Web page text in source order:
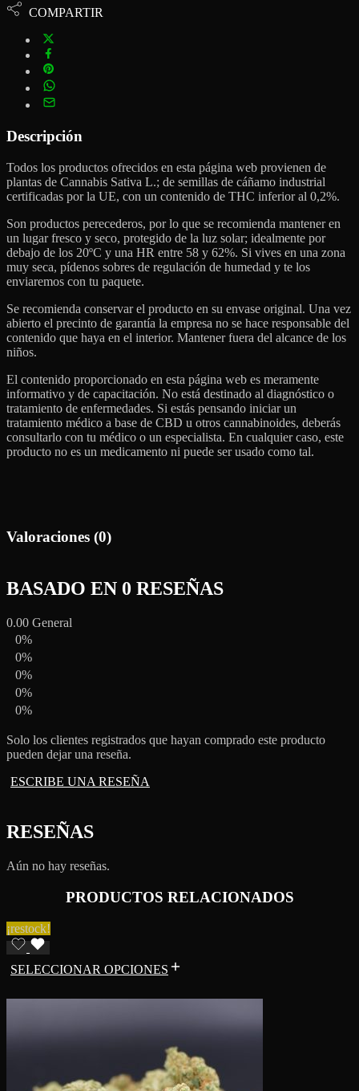
COMPARTIR
Descripción
Todos los productos ofrecidos en esta página web provienen de
plantas de Cannabis Sativa L.; de semillas de cáñamo industrial
certificadas por la UE, con un contenido de THC inferior al 0,2%.
Son productos perecederos, por lo que se recomienda mantener en
un lugar fresco y seco, protegido de la luz solar; idealmente por
debajo de los 20ºC y una HR entre 58 y 62%. Si vives en una zona
muy seca, pídenos sobres de regulación de humedad y te los
enviaremos con tu paquete.
Se recomienda conservar el producto en su envase original. Una vez
abierto el precinto de garantía la empresa no se hace responsable del
contenido que haya en el interior. Mantener fuera del alcance de los
niños.
El contenido proporcionado en esta página web es meramente
informativo y de capacitación. No está destinado al diagnóstico o
tratamiento de enfermedades. Si estás pensando iniciar un
tratamiento médico a base de CBD u otros cannabinoides, deberás
consultarlo con tu médico o un especialista. En cualquier caso, este
producto no es un medicamento ni puede ser usado como tal.
Valoraciones (0)
BASADO EN 0 RESEÑAS
0.00 General
0%
0%
0%
0%
0%
Solo los clientes registrados que hayan comprado este producto
pueden dejar una reseña.
ESCRIBE UNA RESEÑA
RESEÑAS
Aún no hay reseñas.
PRODUCTOS RELACIONADOS
¡restock!
SELECCIONAR OPCIONES